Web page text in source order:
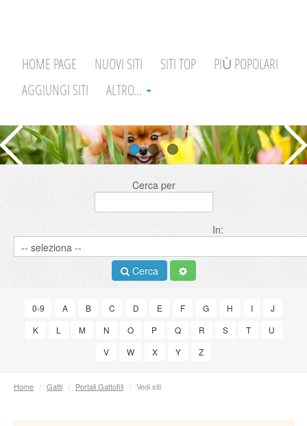
HOME PAGE NUOVI SITI SITI TOP
PIÙ POPOLARI
AGGIUNGI SITI
ALTRO...
Cerca per
In:
Cerca
0-9 A B C D E F G H I
J
K
L M N O P Q R S T
U
V
W X Y Z
Home / Gatti / Portali Gattofili / Vedi siti